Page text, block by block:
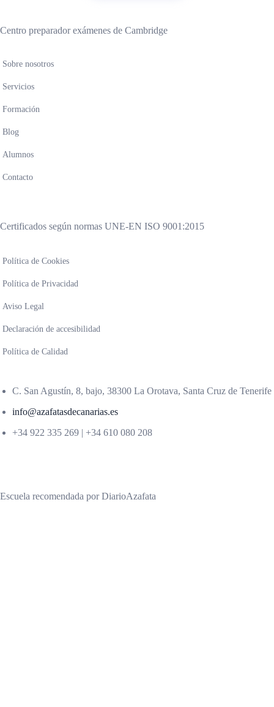
Centro preparador exámenes de Cambridge
Sobre nosotros
Servicios
Formación
Blog
Alumnos
Contacto
Certificados según normas UNE-EN ISO 9001:2015
Política de Cookies
Política de Privacidad
Aviso Legal
Declaración de accesibilidad
Política de Calidad
C. San Agustín, 8, bajo, 38300 La Orotava, Santa Cruz de Tenerife
info@azafatasdecanarias.es
+34 922 335 269 | +34 610 080 208
Escuela recomendada por DiarioAzafata